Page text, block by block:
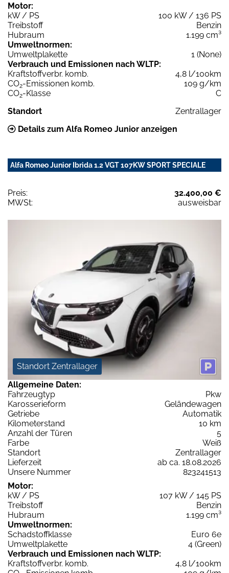
Motor:
kW / PS
100 kW / 136 PS
Treibstoff
Benzin
Hubraum
1.199 cm³
Umweltnormen:
Umweltplakette
1 (None)
Verbrauch und Emissionen nach WLTP:
Kraftstoffverbr. komb.
4,8 l/100km
CO2-Emissionen komb.
109 g/km
CO2-Klasse
C
Standort
Zentrallager
Details zum Alfa Romeo Junior anzeigen
Alfa Romeo Junior Ibrida 1.2 VGT 107KW SPORT SPECIALE
Preis:
32.400,00 €
MWSt:
ausweisbar
Standort Zentrallager
Allgemeine Daten:
Fahrzeugtyp
Pkw
Karosserieform
Geländewagen
Getriebe
Automatik
Kilometerstand
10 km
Anzahl der Türen
5
Farbe
Weiß
Standort
Zentrallager
Lieferzeit
ab ca. 18.08.2026
Unsere Nummer
823241513
Motor:
kW / PS
107 kW / 145 PS
Treibstoff
Benzin
Hubraum
1.199 cm³
Umweltnormen:
Schadstoffklasse
Euro 6e
Umweltplakette
4 (Green)
Verbrauch und Emissionen nach WLTP:
Kraftstoffverbr. komb.
4,8 l/100km